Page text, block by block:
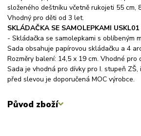
složeného deštníku včetně rukojeti 55 cm,
Vhodný pro děti od 3 let.
SKLÁDAČKA SE SAMOLEPKAMI USKL01
- Skládačka se samolepkami s oblíbeným
Sada obsahuje papírovou skládačku a 4
Rozměry balení: 14,5 x 19 cm. Vhodné pro
Sada je vhodná pro dívky pro I. stupeň ZŠ,
před slevou je doporučená MOC výrobce.
Původ zboží